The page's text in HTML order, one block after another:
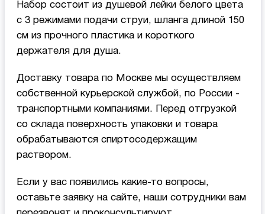
Набор состоит из душевой лейки белого цвета
с 3 режимами подачи струи, шланга длиной 150
см из прочного пластика и короткого
держателя для душа.
Доставку товара по Москве мы осуществляем
собственной курьерской службой, по России -
транспортными компаниями. Перед отгрузкой
со склада поверхность упаковки и товара
обрабатываются спиртосодержащим
раствором.
Если у вас появились какие-то вопросы,
оставьте заявку на сайте, наши сотрудники вам